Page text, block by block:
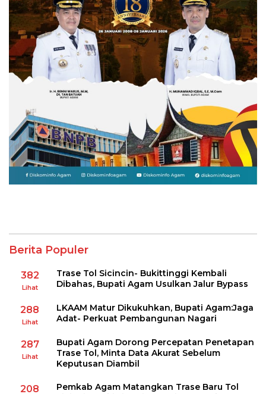
Berita Populer
382
Lihat
Trase Tol Sicincin- Bukittinggi Kembali
Dibahas, Bupati Agam Usulkan Jalur Bypass
288
Lihat
LKAAM Matur Dikukuhkan, Bupati Agam:Jaga
Adat- Perkuat Pembangunan Nagari
287
Lihat
Bupati Agam Dorong Percepatan Penetapan
Trase Tol, Minta Data Akurat Sebelum
Keputusan Diambil
208
Pemkab Agam Matangkan Trase Baru Tol